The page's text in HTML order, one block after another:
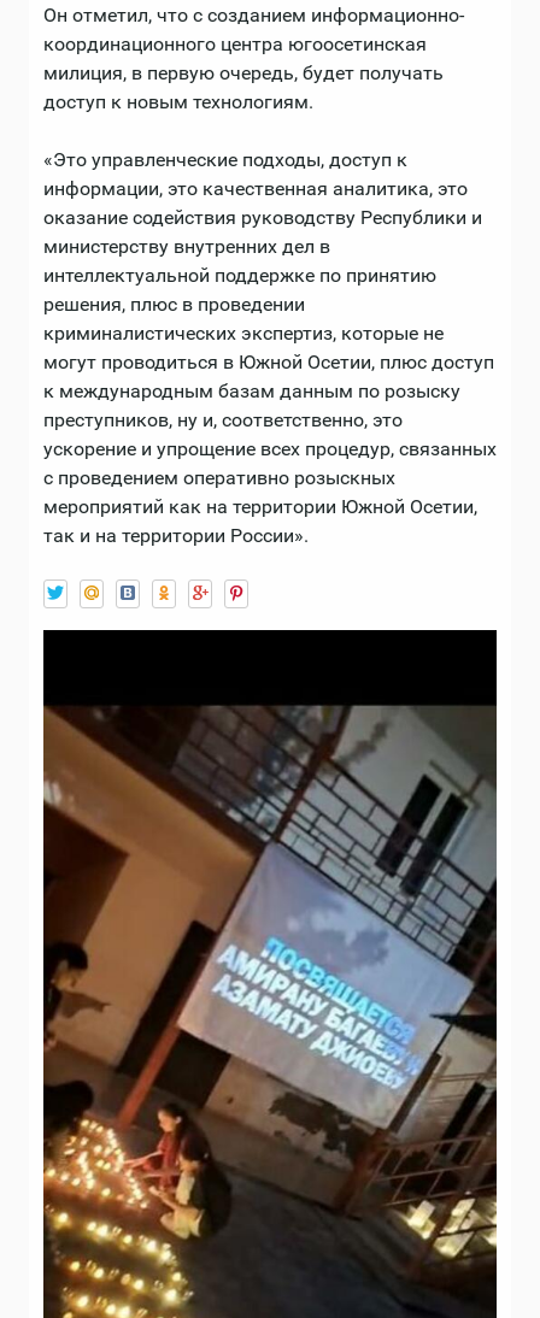
Он отметил, что с созданием информационно-
координационного центра югоосетинская
милиция, в первую очередь, будет получать
доступ к новым технологиям.
«Это управленческие подходы, доступ к
информации, это качественная аналитика, это
оказание содействия руководству Республики и
министерству внутренних дел в
интеллектуальной поддержке по принятию
решения, плюс в проведении
криминалистических экспертиз, которые не
могут проводиться в Южной Осетии, плюс доступ
к международным базам данным по розыску
преступников, ну и, соответственно, это
ускорение и упрощение всех процедур, связанных
с проведением оперативно розыскных
мероприятий как на территории Южной Осетии,
так и на территории России».